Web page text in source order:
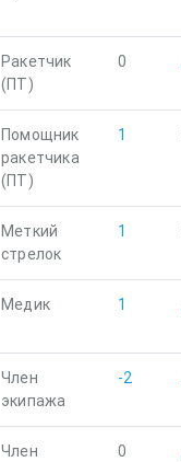
Ракетчик
(ПТ)
0
Помощник
ракетчика
(ПТ)
1
Меткий
стрелок
1
Медик 1
Член
экипажа
-2
Член
0